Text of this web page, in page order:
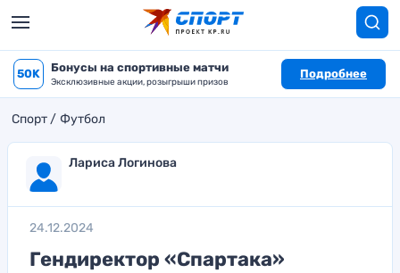
50K Бонусы на спортивные матчи
Эксклюзивные акции, розыгрыши призов
Подробнее
Спорт Футбол
Лариса Логинова
24.12.2024
Гендиректор «Спартака»